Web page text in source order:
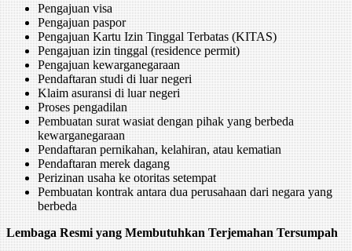
Pengajuan visa
Pengajuan paspor
Pengajuan Kartu Izin Tinggal Terbatas (KITAS)
Pengajuan izin tinggal (residence permit)
Pengajuan kewarganegaraan
Pendaftaran studi di luar negeri
Klaim asuransi di luar negeri
Proses pengadilan
Pembuatan surat wasiat dengan pihak yang berbeda
kewarganegaraan
Pendaftaran pernikahan, kelahiran, atau kematian
Pendaftaran merek dagang
Perizinan usaha ke otoritas setempat
Pembuatan kontrak antara dua perusahaan dari negara yang
berbeda
Lembaga Resmi yang Membutuhkan Terjemahan Tersumpah